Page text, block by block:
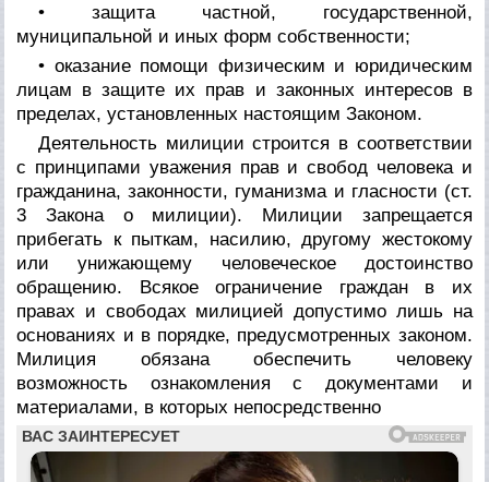
• защита частной, государственной,
муниципальной и иных форм собственности;
• оказание помощи физическим и юридическим
лицам в защите их прав и законных интересов в
пределах, установленных настоящим Законом.
Деятельность милиции строится в соответствии
с принципами уважения прав и свобод человека и
гражданина, законности, гуманизма и гласности (ст.
3 Закона о милиции). Милиции запрещается
прибегать к пыткам, насилию, другому жестокому
или унижающему человеческое достоинство
обращению. Всякое ограничение граждан в их
правах и свободах милицией допустимо лишь на
основаниях и в порядке, предусмотренных законом.
Милиция обязана обеспечить человеку
возможность ознакомления с документами и
материалами, в которых непосредственно